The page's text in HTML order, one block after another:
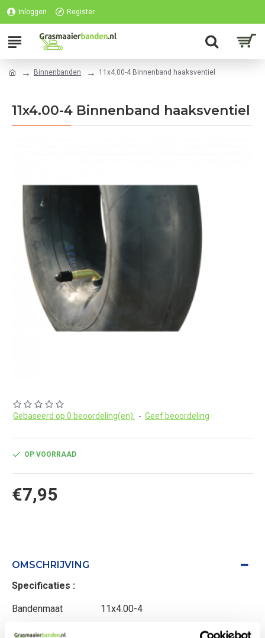
Inloggen Register
Binnenbanden 11x4.00-4 Binnenband haaksventiel
11x4.00-4 Binnenband haaksventiel
Gebaseerd op 0 beoordeling(en). - Geef beoordeling
€7,95
OP VOORRAAD
OMSCHRIJVING
Specificaties :
Bandenmaat 11x4.00-4
Type band Tube Tyre